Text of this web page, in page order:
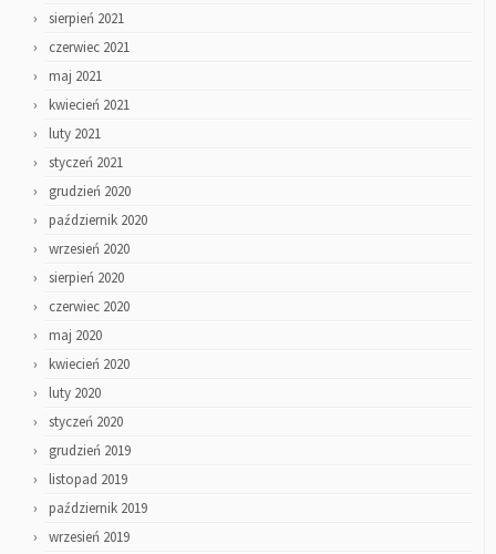
sierpień 2021
czerwiec 2021
maj 2021
kwiecień 2021
luty 2021
styczeń 2021
grudzień 2020
październik 2020
wrzesień 2020
sierpień 2020
czerwiec 2020
maj 2020
kwiecień 2020
luty 2020
styczeń 2020
grudzień 2019
listopad 2019
październik 2019
wrzesień 2019